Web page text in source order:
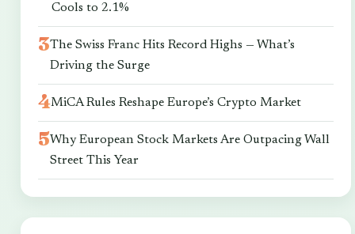
Cools to 2.1%
The Swiss Franc Hits Record Highs — What’s
Driving the Surge
MiCA Rules Reshape Europe’s Crypto Market
Why European Stock Markets Are Outpacing Wall
Street This Year